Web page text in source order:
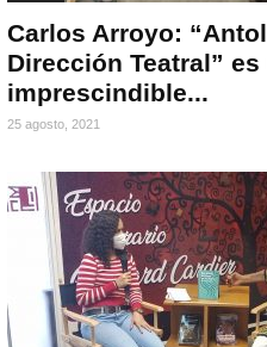
Carlos Arroyo:
Dirección Teatral”
imprescindible...
25 agosto, 2021